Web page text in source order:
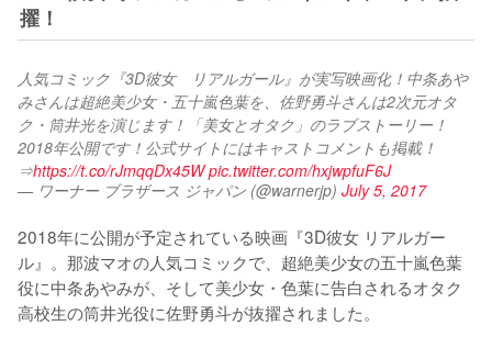
擢！
人気コミック『3D彼女　リアルガール』が実写映画化！中条あや
みさんは超絶美少女・五十嵐色葉を、佐野勇斗さんは2次元オタ
ク・筒井光を演じます！「美⼥とオタク」のラブストーリー！
2018年公開です！公式サイトにはキャストコメントも掲載！
⇒https://t.co/rJmqqDx45W pic.twitter.com/hxjwpfuF6J
— ワーナー ブラザース ジャパン (@warnerjp) July 5, 2017
2018年に公開が予定されている映画『3D彼女 リアルガー
ル』。那波マオの人気コミックで、超絶美少女の五十嵐色葉
役に中条あやみが、そして美少女・色葉に告白されるオタク
高校生の筒井光役に佐野勇斗が抜擢されました。